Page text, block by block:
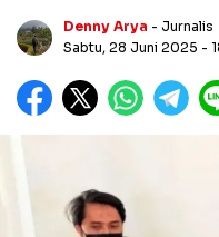
Denny Arya - Jurnalis
Sabtu, 28 Juni 2025 -